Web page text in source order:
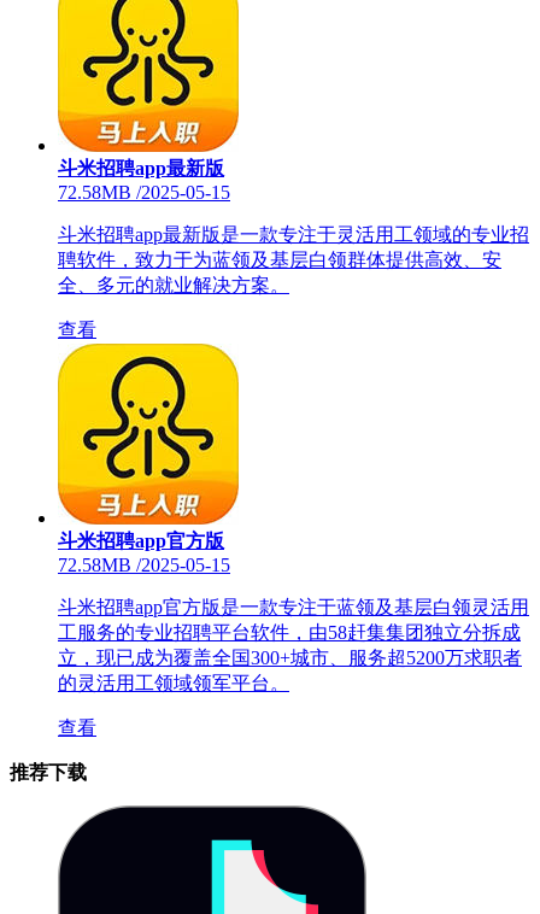
斗米招聘app最新版
72.58MB /2025-05-15
斗米招聘app最新版是一款专注于灵活用工领域的专业招
聘软件，致力于为蓝领及基层白领群体提供高效、安
全、多元的就业解决方案。
查看
斗米招聘app官方版
72.58MB /2025-05-15
斗米招聘app官方版是一款专注于蓝领及基层白领灵活用
工服务的专业招聘平台软件，由58赶集集团独立分拆成
立，现已成为覆盖全国300+城市、服务超5200万求职者
的灵活用工领域领军平台。
查看
推荐下载